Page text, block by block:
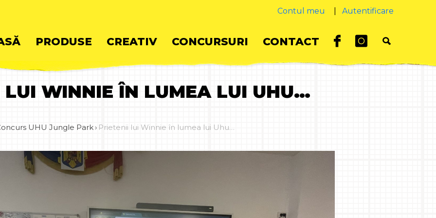
Contul meu Autentificare
PRODUSE CREATIV CONCURSURI CONTACT
LUI WINNIE ÎN LUMEA LUI UHU…
UHU Jungle Park › Prietenii lui Winnie în lumea lui Uhu…